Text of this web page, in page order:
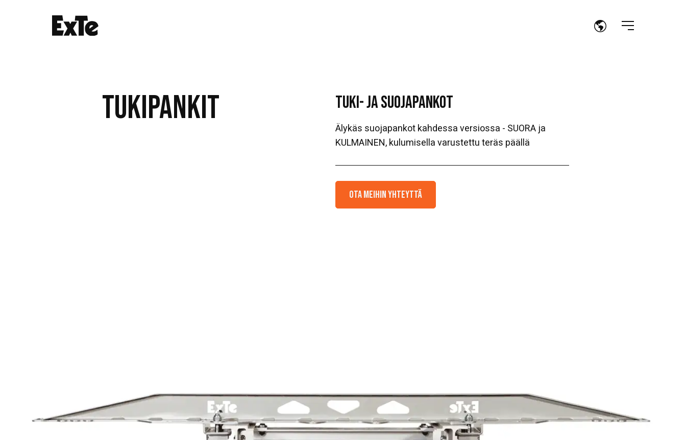
TUKIPANKIT TUKI- JA SUOJAPANKOT
Älykäs suojapankot kahdessa versiossa - SUORA ja
KULMAINEN, kulumisella varustettu teräs päällä
Ota meihin yhteyttä